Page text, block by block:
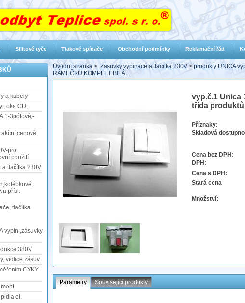
a kabely
oka CU,
1-3pólové,-
akční cenově
pro
použití
a tlačítka 230V
a přísl.
tlačítka
vypín.,zásuvky
380V
vidlice.zásuv.
CYKY
el.
Úvodní stránka > Zásuvky vypínače a tlačítka 230V> produkty UNICA
RÁMEČKU,KOMPLET BÍLÁ…
vyp.č.1 Unica
třída produktů
Příznaky:
Skladová
Cena bez DPH:
DPH:
Cena s DPH:
Stará cena
Množství:
Parametry Související produkty
Silitové tyče Tlakové spínače Obchodní podmínky Reklamační řád